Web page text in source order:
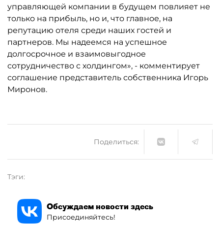
управляющей компании в будущем повлияет не
только на прибыль, но и, что главное, на
репутацию отеля среди наших гостей и
партнеров. Мы надеемся на успешное
долгосрочное и взаимовыгодное
сотрудничество с холдингом», - комментирует
соглашение представитель собственника Игорь
Миронов.
Поделиться:
Тэги:
Обсуждаем новости здесь
Присоединяйтесь!